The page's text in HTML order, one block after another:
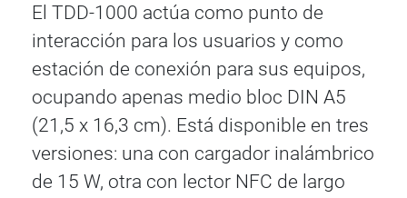
El TDD-1000 actúa como punto de
interacción para los usuarios y como
estación de conexión para sus equipos,
ocupando apenas medio bloc DIN A5
(21,5 x 16,3 cm). Está disponible en tres
versiones: una con cargador inalámbrico
de 15 W, otra con lector NFC de largo